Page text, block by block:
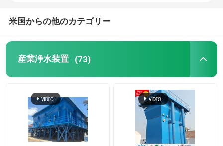
超純粋 浄水システム
産業飲料水の浄化システム
移動式浄水の植物
米国からの他のカテゴリー
産業浄水装置 (73)